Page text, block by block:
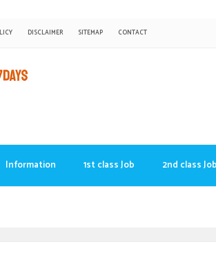
DISCLAIMER SITEMAP CONTACT
Information 1st class Job 2nd class Job